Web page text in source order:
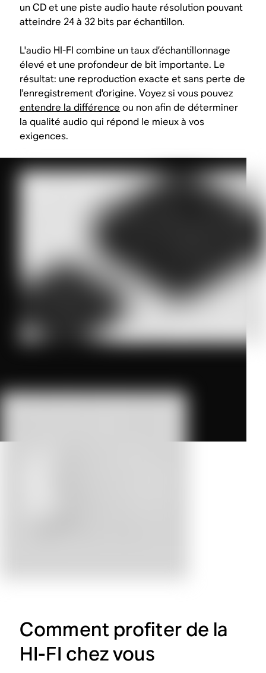
un CD et une piste audio haute résolution pouvant
atteindre 24 à 32 bits par échantillon.
L'audio HI-FI combine un taux d’échantillonnage
élevé et une profondeur de bit importante. Le
résultat: une reproduction exacte et sans perte de
l'enregistrement d'origine. Voyez si vous pouvez
entendre la différence ou non afin de déterminer
la qualité audio qui répond le mieux à vos
exigences.
Comment profiter de la
HI-FI chez vous